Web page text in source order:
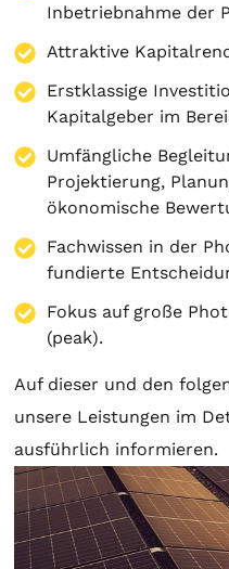
Inbetriebnahme der
Attraktive
Erstklassige
Kapitalgeber im
Umfängliche
Projektierung,
ökonomische
Fachwissen in der
fundierte
Fokus auf große
(peak).
Auf dieser und den
unsere Leistungen im
ausführlich informieren.